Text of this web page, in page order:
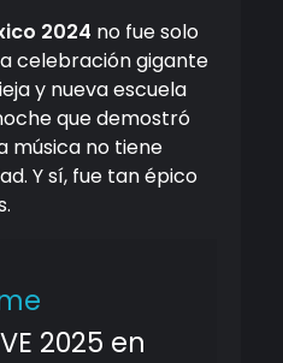
2024 no fue solo
celebración gigante
y nueva escuela
que demostró
música no tiene
Y sí, fue tan épico
2025 en